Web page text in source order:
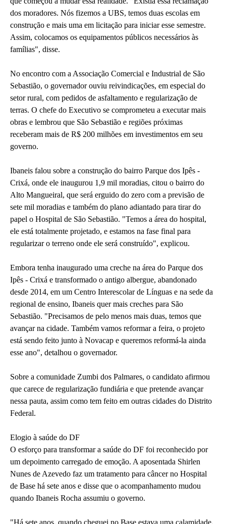
dos moradores. Nós fizemos a UBS, temos duas escolas em
construção e mais uma em licitação para iniciar esse semestre.
Assim, colocamos os equipamentos públicos necessários às
famílias", disse.
No encontro com a Associação Comercial e Industrial de São
Sebastião, o governador ouviu reivindicações, em especial do
setor rural, com pedidos de asfaltamento e regularização de
terras. O chefe do Executivo se comprometeu a executar mais
obras e lembrou que São Sebastião e regiões próximas
receberam mais de R$ 200 milhões em investimentos em seu
governo.
Ibaneis falou sobre a construção do bairro Parque dos Ipês -
Crixá, onde ele inaugurou 1,9 mil moradias, citou o bairro do
Alto Mangueiral, que será erguido do zero com a previsão de
sete mil moradias e também do plano adiantado para tirar do
papel o Hospital de São Sebastião. "Temos a área do hospital,
ele está totalmente projetado, e estamos na fase final para
regularizar o terreno onde ele será construído", explicou.
Embora tenha inaugurado uma creche na área do Parque dos
Ipês - Crixá e transformado o antigo albergue, abandonado
desde 2014, em um Centro Interescolar de Línguas e na sede da
regional de ensino, Ibaneis quer mais creches para São
Sebastião. "Precisamos de pelo menos mais duas, temos que
avançar na cidade. Também vamos reformar a feira, o projeto
está sendo feito junto à Novacap e queremos reformá-la ainda
esse ano", detalhou o governador.
Sobre a comunidade Zumbi dos Palmares, o candidato afirmou
que carece de regularização fundiária e que pretende avançar
nessa pauta, assim como tem feito em outras cidades do Distrito
Federal.
Elogio à saúde do DF
O esforço para transformar a saúde do DF foi reconhecido por
um depoimento carregado de emoção. A aposentada Shirlen
Nunes de Azevedo faz um tratamento para câncer no Hospital
de Base há sete anos e disse que o acompanhamento mudou
quando Ibaneis Rocha assumiu o governo.